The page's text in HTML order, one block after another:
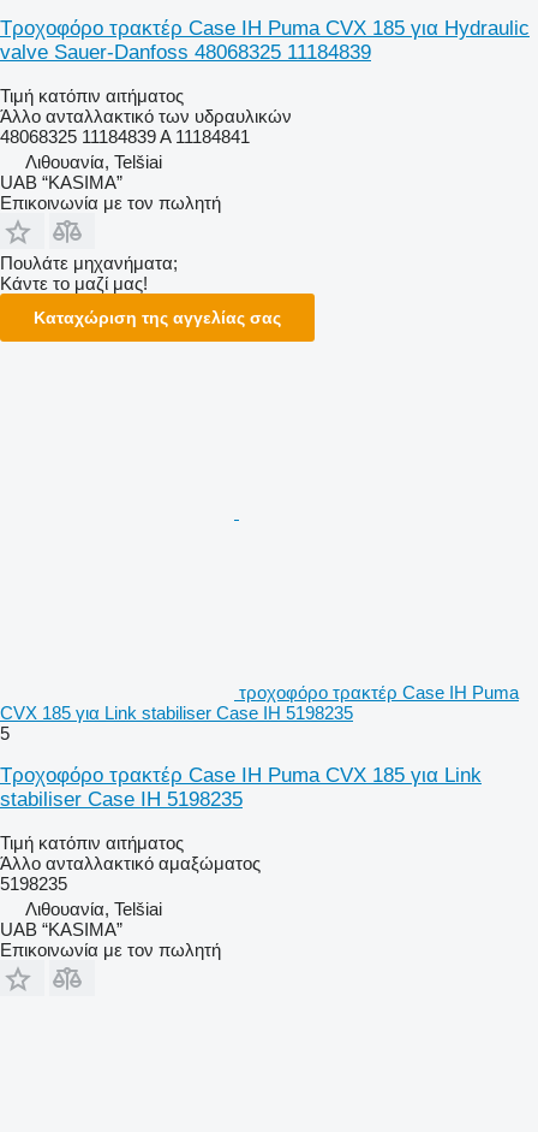
Τροχοφόρο τρακτέρ Case IH Puma CVX 185 για Hydraulic
valve Sauer-Danfoss 48068325 11184839
Τιμή κατόπιν αιτήματος
Άλλο ανταλλακτικό των υδραυλικών
48068325 11184839 A 11184841
Λιθουανία, Telšiai
UAB “KASIMA”
Επικοινωνία με τον πωλητή
Πουλάτε μηχανήματα;
Κάντε το μαζί μας!
Καταχώριση της αγγελίας σας
τροχοφόρο τρακτέρ Case IH Puma
CVX 185 για Link stabiliser Case IH 5198235
5
Τροχοφόρο τρακτέρ Case IH Puma CVX 185 για Link
stabiliser Case IH 5198235
Τιμή κατόπιν αιτήματος
Άλλο ανταλλακτικό αμαξώματος
5198235
Λιθουανία, Telšiai
UAB “KASIMA”
Επικοινωνία με τον πωλητή